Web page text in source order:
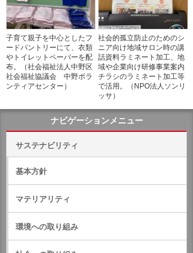
子育て親子を中心としたフ
ードパントリーにて、衣類
やトイレットペーパーを配
布。（社会福祉法人中野区
社会福祉協議会 中野ボラ
ンティアセンター）
社会的孤立防止のためのシ
ニア向け地域サロン時の講
話資料ラミネート加工、地
域や企業向け研修事業案内
チラシのラミネート加工等
で活用。（NPO法人ソンリ
ッサ）
ナビゲーションメニュー
サステナビリティ
基本方針
マテリアリティ
環境への取り組み